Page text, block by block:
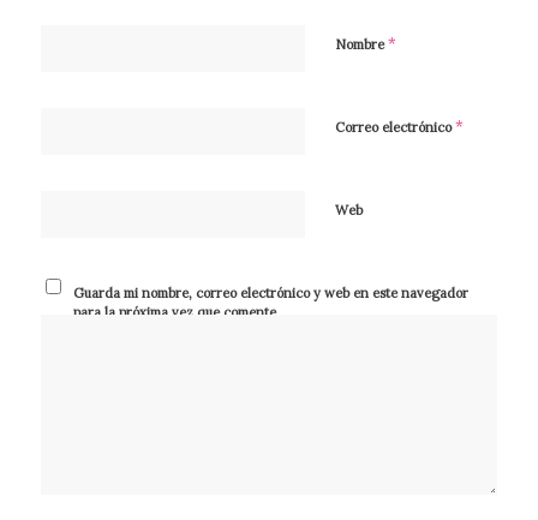
Nombre*
Correo electrónico*
Web
Guarda mi nombre, correo electrónico y web en este navegador
para la próxima vez que comente.